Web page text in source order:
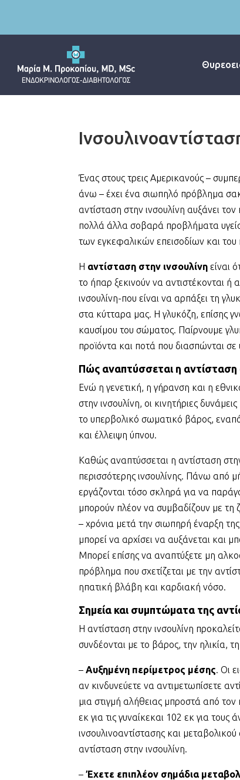
Ένας στους τρεις Αμερικανούς –
άνω – έχει ένα σιωπηλό πρόβλημα
αντίσταση στην ινσουλίνη αυξάνει
πολλά άλλα σοβαρά προβλήματα
των εγκεφαλικών επεισοδίων και του
Η αντίσταση στην ινσουλίνη είναι
το ήπαρ ξεκινούν να αντιστέκονται
ινσουλίνη-που είναι να αρπάξει τη
στα κύτταρα μας. Η γλυκόζη, επίσης
καυσίμου του σώματος. Παίρνουμε
προϊόντα και ποτά που διασπώνται
Πώς αναπτύσσεται η αντίσταση
Ενώ η γενετική, η γήρανση και η
στην ινσουλίνη, οι κινητήριες
το υπερβολικό σωματικό βάρος,
και έλλειψη ύπνου.
Καθώς αναπτύσσεται η αντίσταση
περισσότερης ινσουλίνης. Πάνω από
εργάζονται τόσο σκληρά για να
μπορούν πλέον να συμβαδίζουν με τη
– χρόνια μετά την σιωπηρή έναρξη
μπορεί να αρχίσει να αυξάνεται και
Μπορεί επίσης να αναπτύξετε μη
πρόβλημα που σχετίζεται με την
ηπατική βλάβη και καρδιακή νόσο.
Σημεία και συμπτώματα της
Η αντίσταση στην ινσουλίνη
συνδέονται με το βάρος, την ηλικία,
– Αυξημένη περίμετρος μέσης . Οι
αν κινδυνεύετε να αντιμετωπίσετε
μια στιγμή αλήθειας μπροστά από
εκ για τις γυναίκεκαι 102 εκ για τους
ινσουλινοαντίστασης και
αντίσταση στην ινσουλίνη.
–Έχετε επιπλέον σημάδια